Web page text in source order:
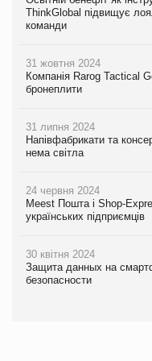
ThinkGlobal підвищує
команди
31 жовтня 2024
Компанія Rarog Tactical
бронеплити
31 липня 2024
Напівфабрикати та
нема світла
24 червня 2024
Meest Пошта і Shop-
українських підприємців
30 квітня 2024
Защита данных на
безопасности